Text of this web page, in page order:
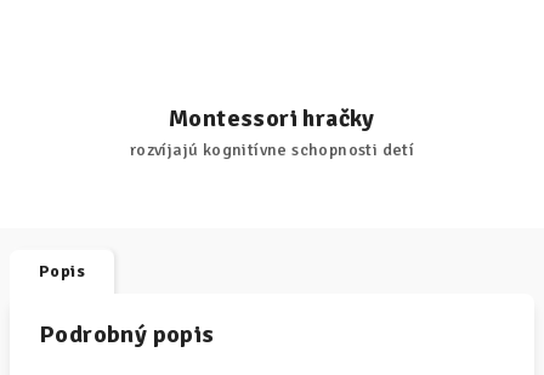
Montessori hračky
rozvíjajú kognitívne schopnosti detí
Popis
Podrobný popis